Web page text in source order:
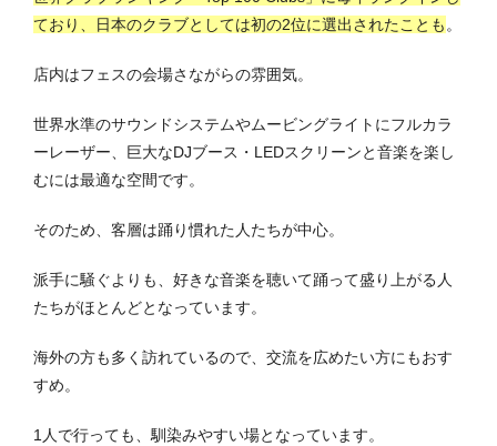
ており、日本のクラブとしては初の2位に選出されたことも。
店内はフェスの会場さながらの雰囲気。
世界水準のサウンドシステムやムービングライトにフルカラ
ーレーザー、巨大なDJブース・LEDスクリーンと音楽を楽し
むには最適な空間です。
そのため、客層は踊り慣れた人たちが中心。
派手に騒ぐよりも、好きな音楽を聴いて踊って盛り上がる人
たちがほとんどとなっています。
海外の方も多く訪れているので、交流を広めたい方にもおす
すめ。
1人で行っても、馴染みやすい場となっています。